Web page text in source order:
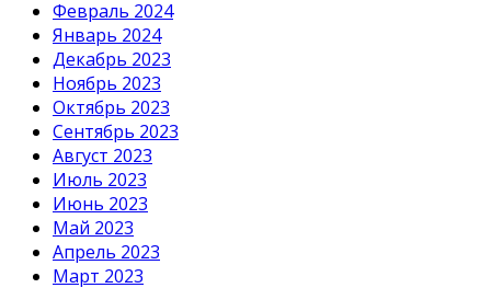
Февраль 2024
Январь 2024
Декабрь 2023
Ноябрь 2023
Октябрь 2023
Сентябрь 2023
Август 2023
Июль 2023
Июнь 2023
Май 2023
Апрель 2023
Март 2023